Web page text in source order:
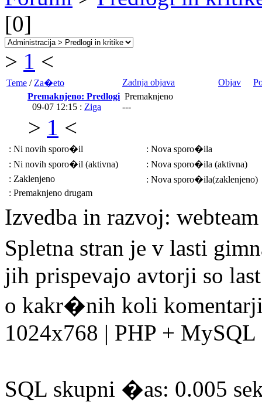
[0]
> 1 <
Teme / Za�eto Zadnja objava Objav
Premaknjeno: Predlogi
09-07 12:15 : Ziga
Premaknjeno
---
> 1 <
: Ni novih sporo�il
: Nova sporo�ila
: Ni novih sporo�il (aktivna)
: Nova sporo�ila (aktivna)
: Zaklenjeno
: Nova sporo�ila(zaklenjeno)
: Premaknjeno drugam
Izvedba in razvoj:
Spletna stran je v lasti
jih prispevajo avtorji so
o kakr�nih koli
1024x768 | PHP + MySQL
SQL skupni �as: 0.005